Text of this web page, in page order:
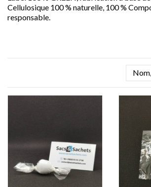
Cellulosique 100 % naturelle, 100 %
responsable.